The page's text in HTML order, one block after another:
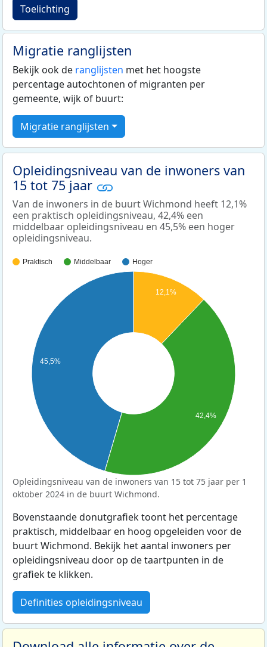
Toelichting
Migratie ranglijsten
Bekijk ook de ranglijsten met het hoogste
percentage autochtonen of migranten per
gemeente, wijk of buurt:
Migratie ranglijsten
Opleidingsniveau van de inwoners van
15 tot 75 jaar
Van de inwoners in de buurt Wichmond heeft 12,1%
een praktisch opleidingsniveau, 42,4% een
middelbaar opleidingsniveau en 45,5% een hoger
opleidingsniveau.
Praktisch Middelbaar Hoger
12,1%
45,5%
42,4%
Opleidingsniveau van de inwoners van 15 tot 75 jaar per 1
oktober 2024 in de buurt Wichmond.
Bovenstaande donutgrafiek toont het percentage
praktisch, middelbaar en hoog opgeleiden voor de
buurt Wichmond. Bekijk het aantal inwoners per
opleidingsniveau door op de taartpunten in de
grafiek te klikken.
Definities opleidingsniveau